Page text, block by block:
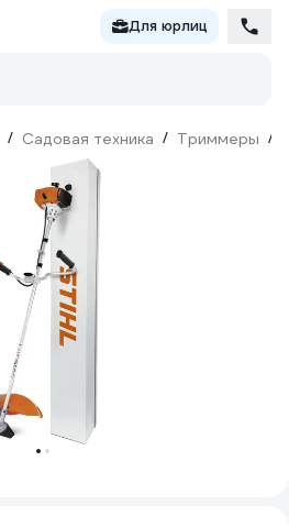
Для юрлиц
/ Садовая техника / Триммеры /